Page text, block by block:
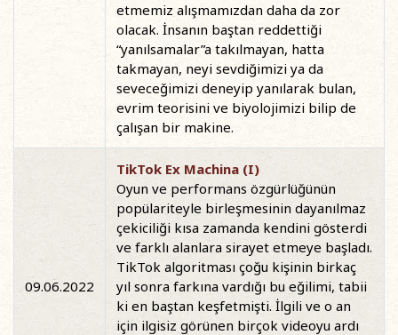
etmemiz alışmamızdan daha da zor
olacak. İnsanın baştan reddettiği
“yanılsamalar”a takılmayan, hatta
takmayan, neyi sevdiğimizi ya da
seveceğimizi deneyip yanılarak bulan,
evrim teorisini ve biyolojimizi bilip de
çalışan bir makine.
09.06.2022
TikTok Ex Machina (I)
Oyun ve performans özgürlüğünün
popülariteyle birleşmesinin dayanılmaz
çekiciliği kısa zamanda kendini gösterdi
ve farklı alanlara sirayet etmeye başladı.
TikTok algoritması çoğu kişinin birkaç
yıl sonra farkına vardığı bu eğilimi, tabii
ki en baştan keşfetmişti. İlgili ve o an
için ilgisiz görünen birçok videoyu ardı